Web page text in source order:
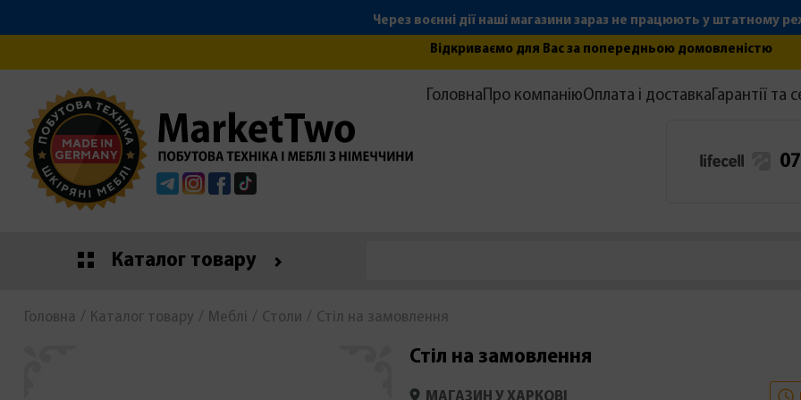
Через воєнні дії наші магазини зараз не працюють у штатному
Відкриваємо для Вас за попередньою домовленістю
TelegramInstagramFacebook
ГоловнаПро компаніюОплата і доставкаГарантії та
Каталог товару
Головна Каталог товару Меблі Столи Стіл на замовлення
Стіл на замовлення